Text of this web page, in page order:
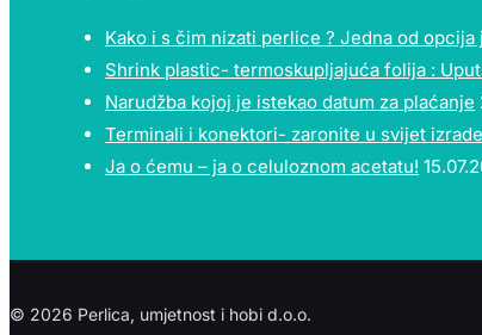
Kako i s čim nizati perlice ? Jedna od opcija
Shrink plastic- termoskupljajuća folija :
Narudžba kojoj je istekao datum za plaćanje
Terminali i konektori- zaronite u svijet
Ja o ćemu – ja o celuloznom acetatu!
© 2026 Perlica, umjetnost i hobi d.o.o.